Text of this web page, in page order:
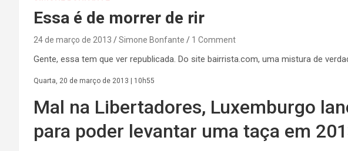
Essa é de morrer de rir
24 de março de 2013 Simone Bonfante 1 Comment
Gente, essa tem que ver republicada. Do site bairrista.com, uma mistura de
Quarta, 20 de março de 2013 | 10h55
Mal na Libertadores, Luxemburgo
para poder levantar uma taça em